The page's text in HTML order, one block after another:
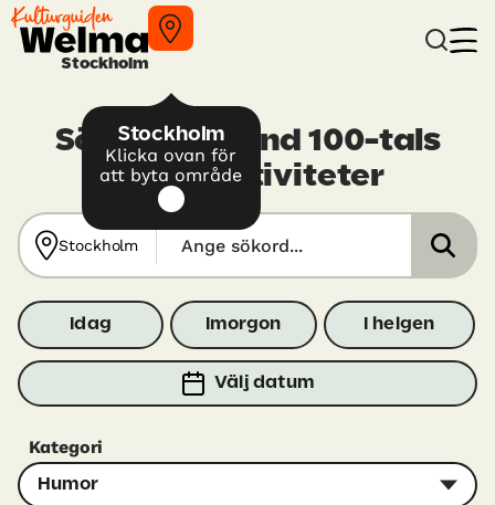
Stockholm
Stockholm
Klicka ovan för
att byta område
Sök själv bland 100-tals
kulturaktiviteter
Stockholm
Idag Imorgon I helgen
Välj datum
Kategori
Humor